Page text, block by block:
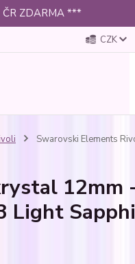
ČR ZDARMA ***
CZK
Swarovski Elements
12mm
Light